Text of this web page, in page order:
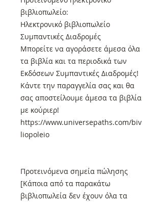
βιβλιοπωλείο:
Ηλεκτρονικό βιβλιοπωλείο
Συμπαντικές Διαδρομές
Μπορείτε να αγοράσετε άμεσα όλα
τα βιβλία και τα περιοδικά των
Εκδόσεων Συμπαντικές Διαδρομές!
Κάντε την παραγγελία σας και θα
σας αποστείλουμε άμεσα τα βιβλία
με κούριερ!
https://www.universepaths.com/biv
liopoleio
Προτεινόμενα σημεία πώλησης
[Κάποια από τα παρακάτω
βιβλιοπωλεία δεν έχουν όλα τα